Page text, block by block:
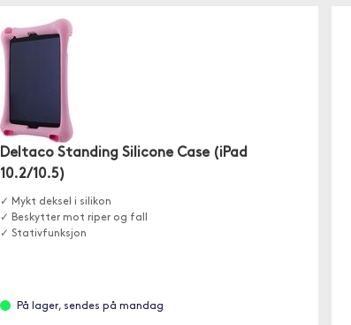
Deltaco Standing Silicone Case (iPad
10.2/10.5)
✓ Mykt deksel i silikon
✓ Beskytter mot riper og fall
✓ Stativfunksjon
På lager, sendes på mandag